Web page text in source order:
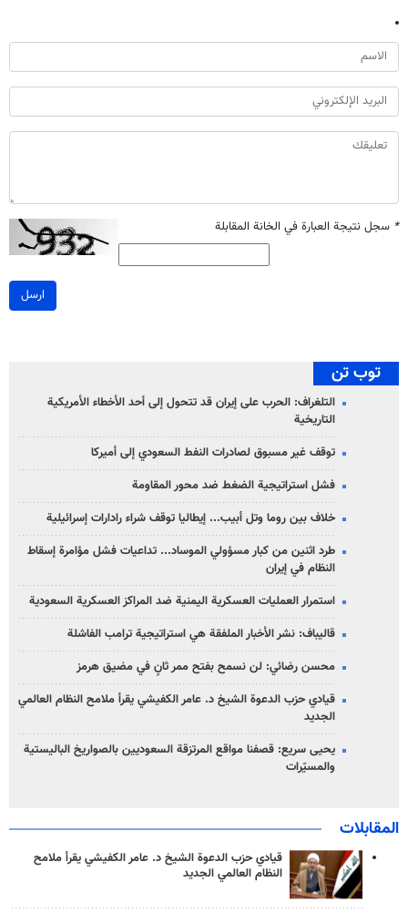
* سجل نتيجة العبارة في الخانة المقابلة
ارسل
توب تن
التلغراف: الحرب على إيران قد تتحول إلى أحد الأخطاء الأمريكية
التاريخية
توقف غير مسبوق لصادرات النفط السعودي إلى أميركا
فشل استراتيجية الضغط ضد محور المقاومة
خلاف بين روما وتل أبيب... إيطاليا توقف شراء رادارات إسرائيلية
طرد اثنين من كبار مسؤولي الموساد... تداعيات فشل مؤامرة إسقاط
النظام في إيران
استمرار العمليات العسكرية اليمنية ضد المراكز العسكرية السعودية
قاليباف: نشر الأخبار الملفقة هي استراتيجية ترامب الفاشلة
محسن رضائي: لن نسمح بفتح ممر ثانٍ في مضيق هرمز
قيادي حزب الدعوة الشيخ د. عامر الكفيشي يقرأ ملامح النظام العالمي
الجديد
يحيى سريع: قصفنا مواقع المرتزقة السعوديين بالصواريخ الباليستية
والمسيّرات
المقابلات
قيادي حزب الدعوة الشيخ د. عامر الكفيشي يقرأ ملامح
النظام العالمي الجديد